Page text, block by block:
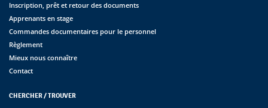
Inscription, prêt et retour des documents
Apprenants en stage
Commandes documentaires pour le personnel
Règlement
Mieux nous connaître
Contact
CHERCHER / TROUVER